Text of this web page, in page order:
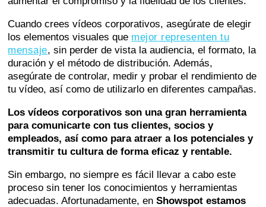
Cuando crees vídeos corporativos, asegúrate de elegir
los elementos visuales que mejor representen tu
mensaje, sin perder de vista la audiencia, el formato, la
duración y el método de distribución. Además,
asegúrate de controlar, medir y probar el rendimiento de
tu vídeo, así como de utilizarlo en diferentes campañas.
Los vídeos corporativos son una gran herramienta
para comunicarte con tus clientes, socios y
empleados, así como para atraer a los potenciales y
transmitir tu cultura de forma eficaz y rentable.
Sin embargo, no siempre es fácil llevar a cabo este
proceso sin tener los conocimientos y herramientas
adecuadas. Afortunadamente, enShowspot estamos